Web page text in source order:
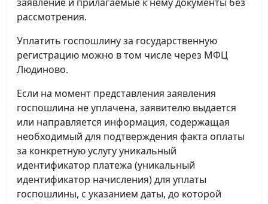
рассмотрения.
Уплатить госпошлину за государственную
регистрацию можно в том числе через МФЦ
Людиново.
Если на момент представления заявления
госпошлина не уплачена, заявителю выдается
или направляется информация, содержащая
необходимый для подтверждения факта оплаты
за конкретную услугу уникальный
идентификатор платежа (уникальный
идентификатор начисления) для уплаты
госпошлины, с указанием даты, до которой